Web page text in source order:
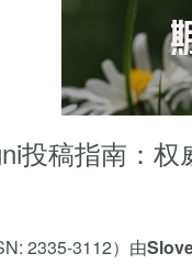
投稿指南：权
2335-3112）由